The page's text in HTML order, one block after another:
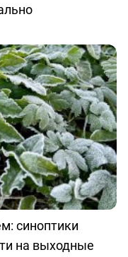
синоптики
на выходные